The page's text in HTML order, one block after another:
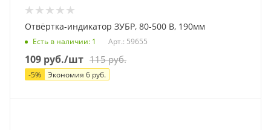
Отвёртка-индикатор ЗУБР, 80-500 В, 190мм
Есть в наличии: 1 Арт.: 59655
109 руб./шт 115руб.
-5% Экономия 6 руб.